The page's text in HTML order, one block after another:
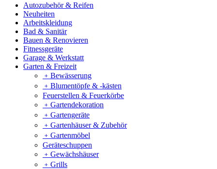
Autozubehör & Reifen
Neuheiten
Arbeitskleidung
Bad & Sanitär
Bauen & Renovieren
Fitnessgeräte
Garage & Werkstatt
Garten & Freizeit
﹢ Bewässerung
﹢ Blumentöpfe & -kästen
Feuerstellen & Feuerkörbe
﹢ Gartendekoration
﹢ Gartengeräte
﹢ Gartenhäuser & Zubehör
﹢ Gartenmöbel
Geräteschuppen
﹢ Gewächshäuser
﹢ Grills